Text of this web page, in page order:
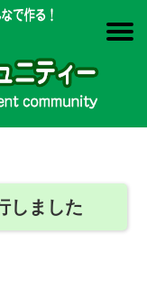
しました